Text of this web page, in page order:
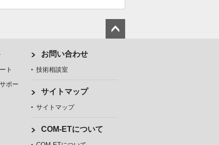
ト
ポー
お問い合わせ
技術相談室
サイトマップ
サイトマップ
COM-ETについて